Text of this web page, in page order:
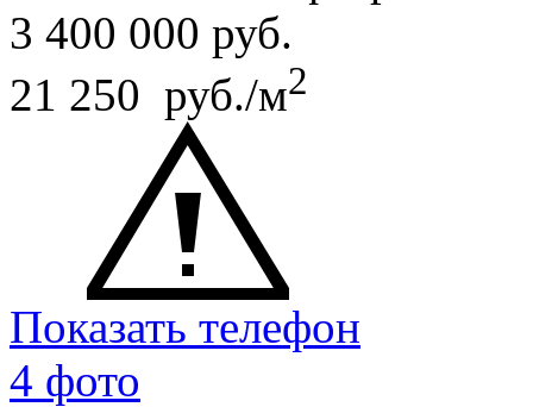
3 400 000 руб.
21 250 руб./м2
Показать телефон
4 фото